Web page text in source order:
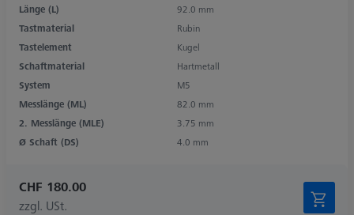
Länge (L)
92.0 mm
Tastmaterial
Rubin
Tastelement
Kugel
Schaftmaterial
Hartmetall
System
M5
Messlänge (ML)
82.0 mm
2. Messlänge (MLE)
3.75 mm
Ø Schaft (DS)
4.0 mm
CHF 180.00
zzgl. USt.